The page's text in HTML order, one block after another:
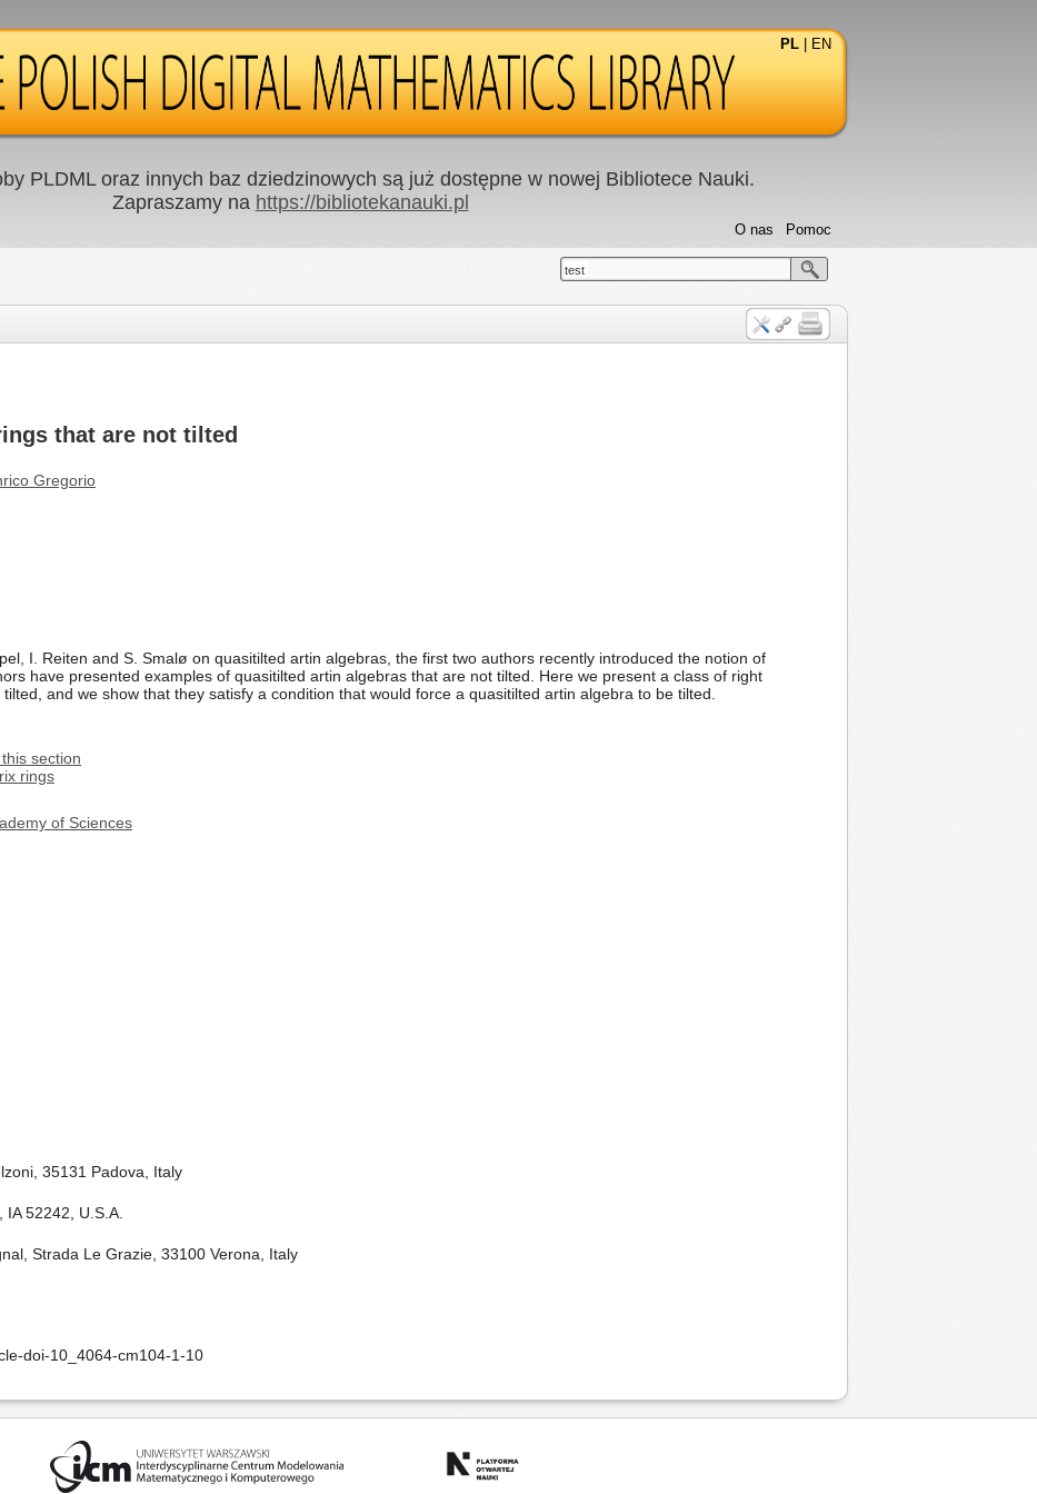
PL EN
PLDML oraz innych baz dziedzinowych są już dostępne w nowej Bibliotece Nauki.
Zapraszamy na https://bibliotekanauki.pl
Pomoc
O nas
test
that are not tilted
Gregorio
I. Reiten and S. Smalø on quasitilted artin algebras, the first two authors recently introduced the notion of
have presented examples of quasitilted artin algebras that are not tilted. Here we present a class of right
and we show that they satisfy a condition that would force a quasitilted artin algebra to be tilted.
section
rings
of Sciences
35131 Padova, Italy
52242, U.S.A.
Strada Le Grazie, 33100 Verona, Italy
doi-10_4064-cm104-1-10